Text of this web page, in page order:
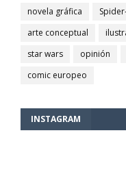
novela gráfica
arte conceptual
star wars
opinión
comic europeo
INSTAGRAM